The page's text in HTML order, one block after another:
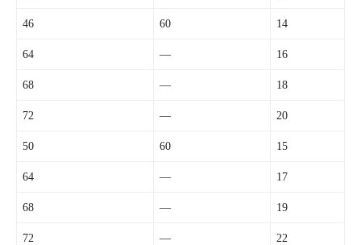
46 60 14
64 — 16
68 — 18
72 — 20
50 60 15
64 — 17
68 — 19
72 — 22